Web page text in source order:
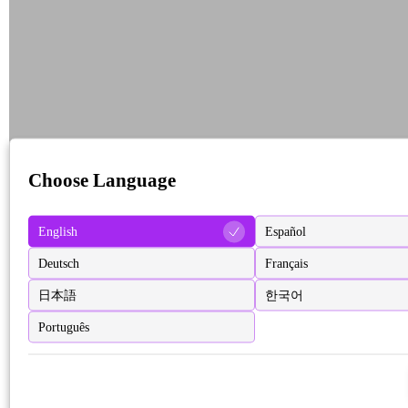
Choose Language
English Español
Deutsch Français
日本語 한국어
Português